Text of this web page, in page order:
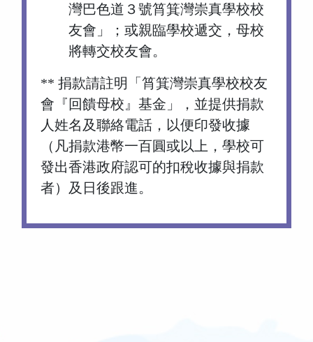
灣巴色道３號筲箕灣崇真學校校
友會」；或親臨學校遞交，母校
將轉交校友會。
** 捐款請註明「筲箕灣崇真學校校友
會『回饋母校』基金」，並提供捐款
人姓名及聯絡電話，以便印發收據
（凡捐款港幣一百圓或以上，學校可
發出香港政府認可的扣稅收據與捐款
者）及日後跟進。